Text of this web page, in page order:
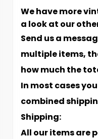
We have more
a look at our
Send us a
multiple items,
how much the
In most cases
combined
Shipping:
All our items are